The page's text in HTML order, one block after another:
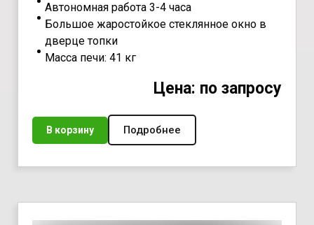
Автономная работа 3-4 часа
Большое жаростойкое стеклянное окно в
дверце топки
Масса печи: 41 кг
Цена: по запросу
В корзину Подробнее